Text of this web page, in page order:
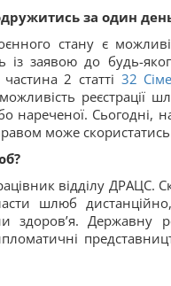
за один
стану є
із заявою до будь-
2 статті 32
реєстрації
нареченої.
може
відділу ДРАЦС.
шлюб
здоров’я. Державну